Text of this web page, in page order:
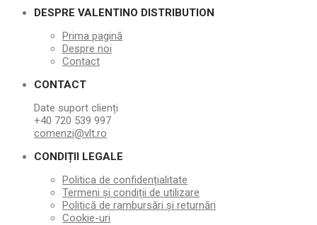
DESPRE VALENTINO DISTRIBUTION
Prima pagină
Despre noi
Contact
CONTACT
Date suport clienți
+40 720 539 997
comenzi@vlt.ro
CONDIȚII LEGALE
Politica de confidențialitate
Termeni și condiții de utilizare
Politică de rambursări și returnări
Cookie-uri